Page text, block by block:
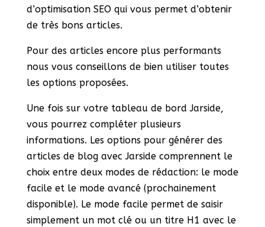
d’optimisation SEO qui vous permet d’obtenir
de très bons articles.
Pour des articles encore plus performants
nous vous conseillons de bien utiliser toutes
les options proposées.
Une fois sur votre tableau de bord Jarside,
vous pourrez compléter plusieurs
informations. Les options pour générer des
articles de blog avec Jarside comprennent le
choix entre deux modes de rédaction: le mode
facile et le mode avancé (prochainement
disponible). Le mode facile permet de saisir
simplement un mot clé ou un titre H1 avec le